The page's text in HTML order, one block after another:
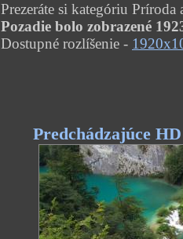
Prezeráte si kategóriu
Pozadie bolo zobrazené
Dostupné rozlíšenie -
Predchádzajúce